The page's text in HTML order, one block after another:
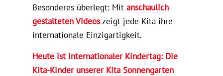
Besonderes überlegt: Mit anschaulich
gestalteten Videoszeigt jede Kita ihre
internationale Einzigartigkeit.
Heute ist internationaler Kindertag: Die
Kita-Kinder unserer Kita Sonnengarten